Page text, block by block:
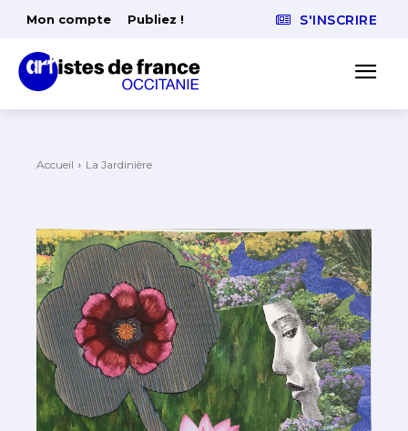
Mon compte Publiez ! S'INSCRIRE
Accueil La Jardinière